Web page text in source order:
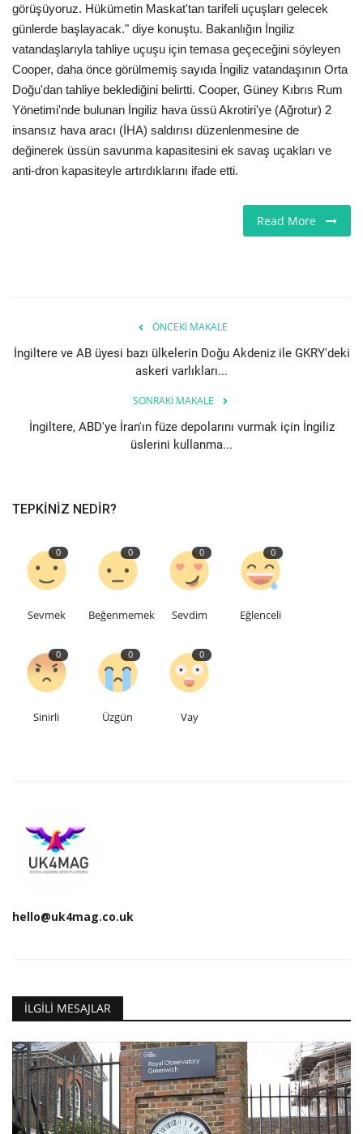
görüşüyoruz. Hükümetin Maskat'tan tarifeli uçuşları gelecek
günlerde başlayacak." diye konuştu. Bakanlığın İngiliz
vatandaşlarıyla tahliye uçuşu için temasa geçeceğini söyleyen
Cooper, daha önce görülmemiş sayıda İngiliz vatandaşının Orta
Doğu'dan tahliye beklediğini belirtti. Cooper, Güney Kıbrıs Rum
Yönetimi'nde bulunan İngiliz hava üssü Akrotiri'ye (Ağrotur) 2
insansız hava aracı (İHA) saldırısı düzenlenmesine de
değinerek üssün savunma kapasitesini ek savaş uçakları ve
anti-dron kapasiteyle artırdıklarını ifade etti.
Read More
ÖNCEKI MAKALE
İngiltere ve AB üyesi bazı ülkelerin Doğu Akdeniz ile GKRY'deki
askeri varlıkları...
SONRAKI MAKALE
İngiltere, ABD'ye İran'ın füze depolarını vurmak için İngiliz
üslerini kullanma...
TEPKINIZ NEDIR?
0
Sevmek
0
Beğenmemek
0
Sevdim
0
Eğlenceli
0
Sinirli
0
Üzgün
0
Vay
hello@uk4mag.co.uk
İLGILI MESAJLAR